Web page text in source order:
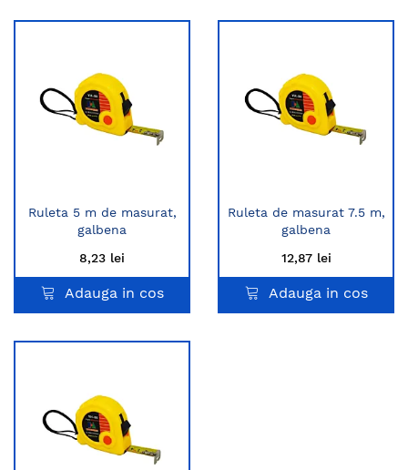
Ruleta 5 m de masurat,
galbena
8,23 lei
Adauga in cos
Ruleta de masurat 7.5 m,
galbena
12,87 lei
Adauga in cos